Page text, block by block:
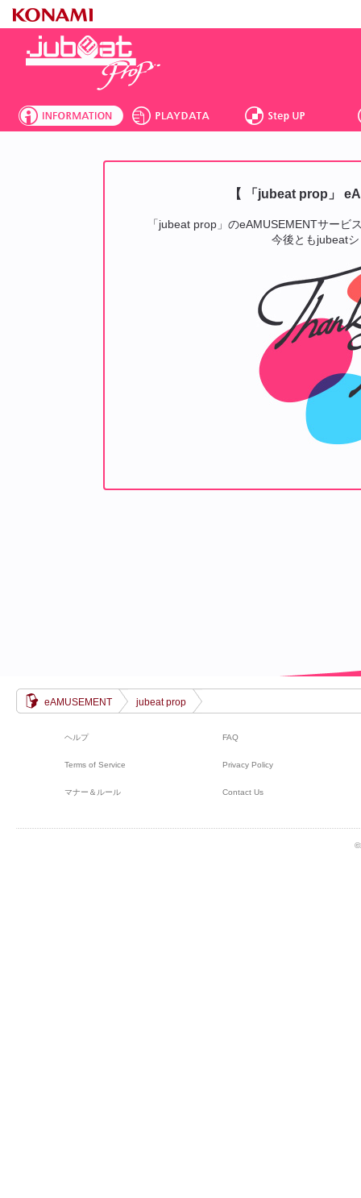
【 「jubeat prop」
「jubeat prop」のeAMUSEMENTサー
今後ともjubeat
eAMUSEMENT jubeat prop
ヘルプ FAQ
Terms of Service Privacy Policy
マナー＆ルール Contact Us